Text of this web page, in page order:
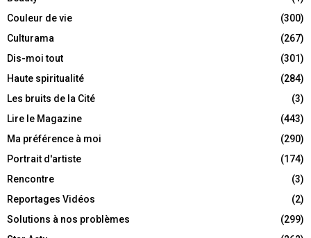
Couleur de vie
(300)
Culturama
(267)
Dis-moi tout
(301)
Haute spiritualité
(284)
Les bruits de la Cité
(3)
Lire le Magazine
(443)
Ma préférence à moi
(290)
Portrait d'artiste
(174)
Rencontre
(3)
Reportages Vidéos
(2)
Solutions à nos problèmes
(299)